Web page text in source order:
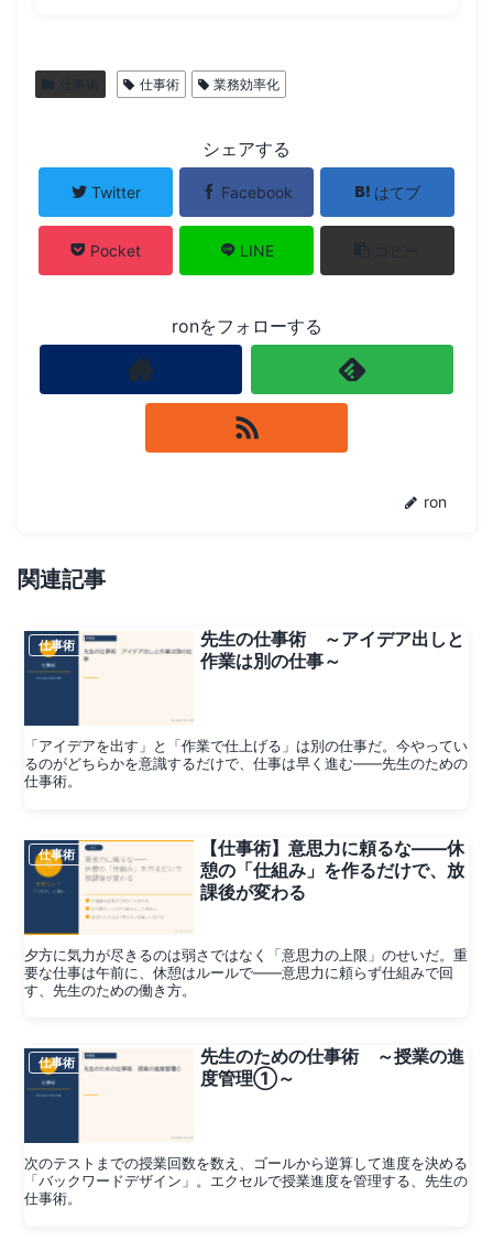
仕事術 業務効率化
シェアする
Twitter Facebook はてブ
Pocket LINE
ronをフォローする
ron
関連記事
仕事術
先生の仕事術 ～アイデア出しと
作業は別の仕事～
「アイデアを出す」と「作業で仕上げる」は別の仕事だ。今やってい
るのがどちらかを意識するだけで、仕事は早く進む——先生のための
仕事術。
仕事術
【仕事術】意思力に頼るな——休
憩の「仕組み」を作るだけで、放
課後が変わる
夕方に気力が尽きるのは弱さではなく「意思力の上限」のせいだ。重
要な仕事は午前に、休憩はルールで——意思力に頼らず仕組みで回
す、先生のための働き方。
仕事術
先生のための仕事術 ～授業の進
度管理①～
次のテストまでの授業回数を数え、ゴールから逆算して進度を決める
「バックワードデザイン」。エクセルで授業進度を管理する、先生の
仕事術。